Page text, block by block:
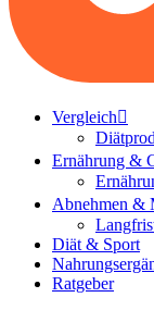
Vergleich
Ernährung &
Abnehmen &
Diät & Sport
Ratgeber